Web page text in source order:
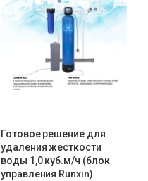
Готовое решение для
удаления жесткости
воды 1,0 куб.м/ч (блок
управления Runxin)